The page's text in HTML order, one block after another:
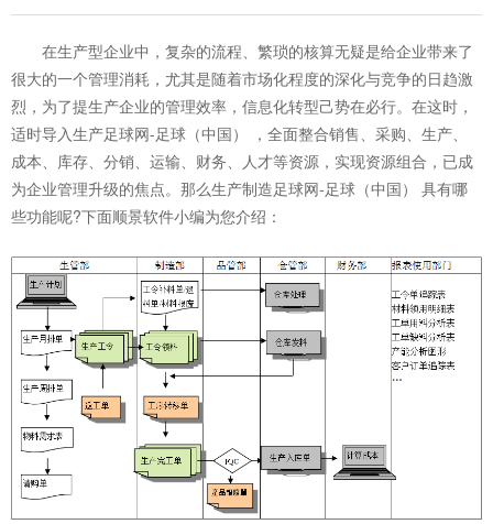
在生产型企业中，复杂的流程、繁琐的核算无疑是给企业带来了
很大的一个管理消耗，尤其是随着市场化程度的深化与竞争的日趋激
烈，为了提生产企业的管理效率，信息化转型己势在必行。在这时，
适时导入生产足球网-足球（中国） ，全面整合销售、采购、生产、
成本、库存、分销、运输、财务、人才等资源，实现资源组合，已成
为企业管理升级的焦点。那么生产制造足球网-足球（中国） 具有哪
些功能呢?下面顺景软件小编为您介绍：